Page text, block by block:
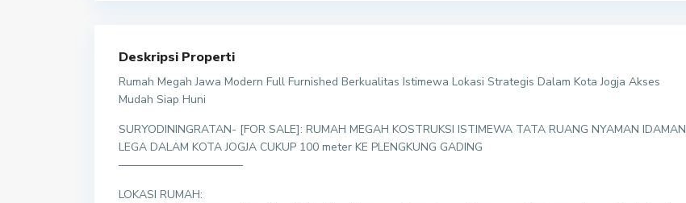
Deskripsi Properti
Rumah Megah Jawa Modern Full Furnished Berkualitas Istimewa Lokasi Strategis Dalam Kota Jogja Akses
Mudah Siap Huni
SURYODININGRATAN- [FOR SALE]: RUMAH MEGAH KOSTRUKSI ISTIMEWA TATA RUANG NYAMAN IDAMAN
LEGA DALAM KOTA JOGJA CUKUP 100 meter KE PLENGKUNG GADING
———————————
LOKASI RUMAH: